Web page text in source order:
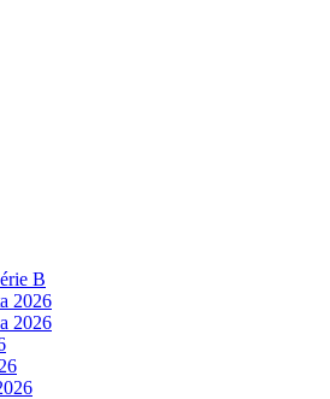
B
2026
2026